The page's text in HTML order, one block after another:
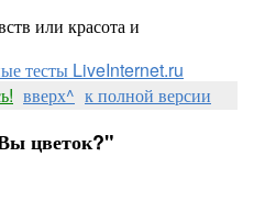
или красота и
тесты LiveInternet.ru
вверх^ к полной версии
цветок?"